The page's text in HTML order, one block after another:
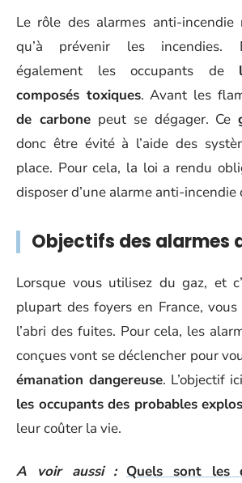
Le rôle des alarmes anti-
qu’à prévenir les incendies.
également les occupants de
composés toxiques. Avant les
de carbonepeut se dégager. Ce
donc être évité à l’aide des
place. Pour cela, la loi a rendu
disposer d’une alarme anti-incendie
Objectifs des alarmes
Lorsque vous utilisez du gaz, et
plupart des foyers en France,
l’abri des fuites. Pour cela, les
conçues vont se déclencher pour
émanation dangereuse. L’objectif
les occupants des probables
leur coûter la vie.
A voir aussi : Quels sont les